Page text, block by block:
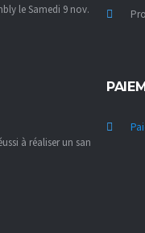
le Samedi 9 nov. 2024
à réaliser un sans-